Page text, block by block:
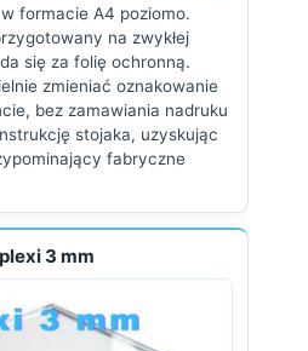
formacie A4 poziomo.
na zwykłej
się za folię ochronną.
zmieniać oznakowanie
bez zamawiania nadruku
stojaka, uzyskując
fabryczne
3 mm